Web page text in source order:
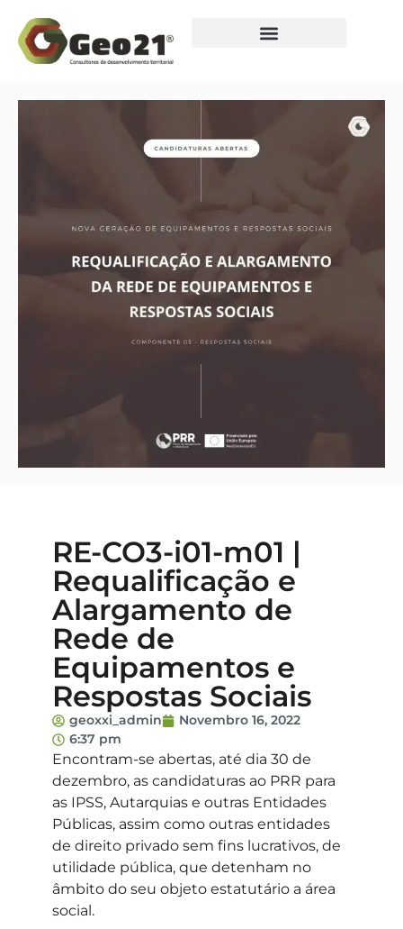
RE-CO3-i01-m01 |
Requalificação e
Alargamento de
Rede de
Equipamentos e
Respostas Sociais
geoxxi_admin
Novembro 16, 2022
6:37 pm
Encontram-se abertas, até dia 30 de
dezembro, as candidaturas ao PRR para
as IPSS, Autarquias e outras Entidades
Públicas, assim como outras entidades
de direito privado sem fins lucrativos, de
utilidade pública, que detenham no
âmbito do seu objeto estatutário a área
social.